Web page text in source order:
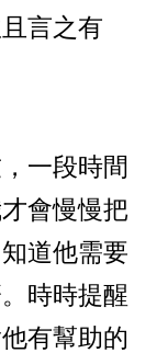
言之有
一段時間
會慢慢把
道他需要
時時提醒
有幫助的